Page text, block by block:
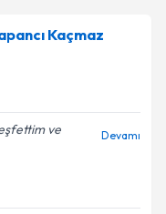
Kaçmaz
ve
Devamı